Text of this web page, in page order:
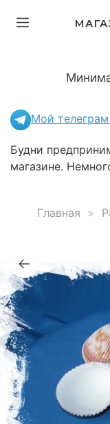
Мой телеграм
Будни
магазине.
Главная